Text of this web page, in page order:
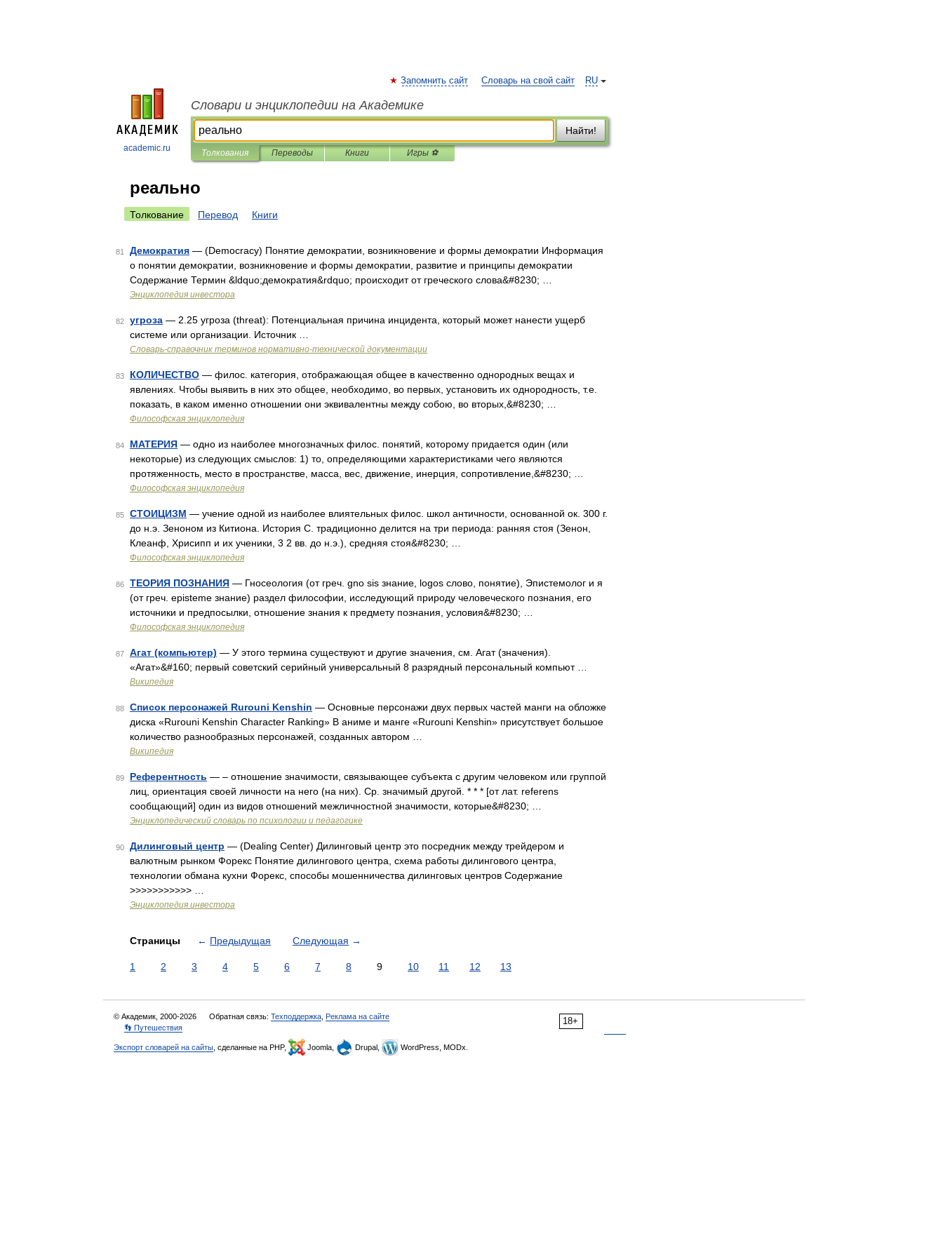
academic.ru
RU
Запомнить сайт Словарь на свой сайт
Словари и энциклопедии на Академике
Найти!
Толкования Переводы Книги Игры ⚽
реально
Толкование Перевод Книги
81 Демократия — (Democracy) Понятие демократии, возникновение и формы демократии Информация
о понятии демократии, возникновение и формы демократии, развитие и принципы демократии
Содержание Термин &ldquo;демократия&rdquo; происходит от греческого слова&#8230; …
Энциклопедия инвестора
82 угроза — 2.25 угроза (threat): Потенциальная причина инцидента, который может нанести ущерб
системе или организации. Источник …
Словарь-справочник терминов нормативно-технической документации
83 КОЛИЧЕСТВО — филос. категория, отображающая общее в качественно однородных вещах и
явлениях. Чтобы выявить в них это общее, необходимо, во первых, установить их однородность, т.е.
показать, в каком именно отношении они эквивалентны между собою, во вторых,&#8230; …
Философская энциклопедия
84 МАТЕРИЯ — одно из наиболее многозначных филос. понятий, которому придается один (или
некоторые) из следующих смыслов: 1) то, определяющими характеристиками чего являются
протяженность, место в пространстве, масса, вес, движение, инерция, сопротивление,&#8230; …
Философская энциклопедия
85 СТОИЦИЗМ — учение одной из наиболее влиятельных филос. школ античности, основанной ок. 300 г.
до н.э. Зеноном из Китиона. История С. традиционно делится на три периода: ранняя стоя (Зенон,
Клеанф, Хрисипп и их ученики, 3 2 вв. до н.э.), средняя стоя&#8230; …
Философская энциклопедия
86 ТЕОРИЯ ПОЗНАНИЯ — Гносеология (от греч. gno sis знание, logos слово, понятие), Эпистемолог и я
(от греч. episteme знание) раздел философии, исследующий природу человеческого познания, его
источники и предпосылки, отношение знания к предмету познания, условия&#8230; …
Философская энциклопедия
87 Агат (компьютер) — У этого термина существуют и другие значения, см. Агат (значения).
«Агат»&#160; первый советский серийный универсальный 8 разрядный персональный компьют …
Википедия
88 Список персонажей Rurouni Kenshin — Основные персонажи двух первых частей манги на обложке
диска «Rurouni Kenshin Character Ranking» В аниме и манге «Rurouni Kenshin» присутствует большое
количество разнообразных персонажей, созданных автором …
Википедия
89 Референтность — – отношение значимости, связывающее субъекта с другим человеком или группой
лиц, ориентация своей личности на него (на них). Ср. значимый другой. * * * [от лат. referens
сообщающий] один из видов отношений межличностной значимости, которые&#8230; …
Энциклопедический словарь по психологии и педагогике
90 Дилинговый центр — (Dealing Center) Дилинговый центр это посредник между трейдером и
валютным рынком Форекс Понятие дилингового центра, схема работы дилингового центра,
технологии обмана кухни Форекс, способы мошенничества дилинговых центров Содержание
>>>>>>>>>>> …
Энциклопедия инвестора
Страницы ← Предыдущая Следующая →
1 2 3 4 5 6 7 8 9 10 11 12 13
18+
© Академик, 2000-2026 Обратная связь: Техподдержка Реклама на сайте
👣 Путешествия
Экспорт словарей на сайты , сделанные на PHP, Joomla, Drupal, WordPress, MODx.